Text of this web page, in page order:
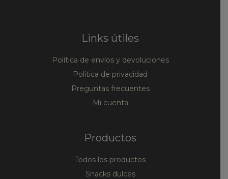
Links útiles
Política de envíos y devoluciones
Política de privacidad
Preguntas frecuentes
Mi cuenta
Productos
Todos los productos
Snacks dulces